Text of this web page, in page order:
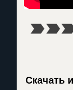
Скачать